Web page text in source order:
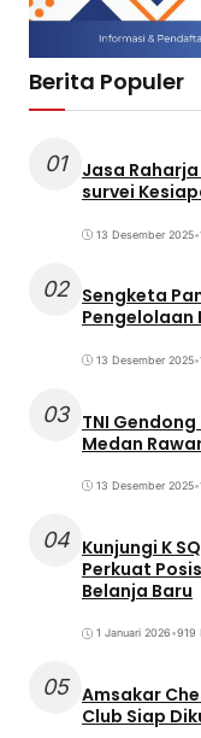
Berita Populer
01
Jasa
survei
13 Desember 2025•
02 Sengketa
Pengelolaan
13 Desember 2025•
03 TNI
Medan
13 Desember 2025•
04 Kunjungi K
Perkuat
Belanja Baru
1 Januari 2026•919
05 Amsakar
Club Siap